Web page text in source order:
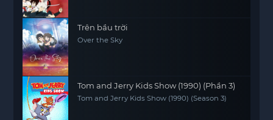
Trên bầu trời
Over the Sky
Tom and Jerry Kids Show (1990) (Phần 3)
Tom and Jerry Kids Show (1990) (Season 3)